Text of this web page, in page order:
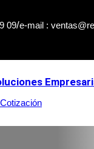
09/e-mail :